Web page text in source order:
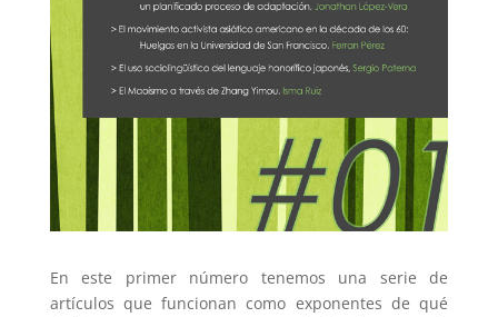
En este primer número tenemos una serie de
artículos que funcionan como exponentes de qué